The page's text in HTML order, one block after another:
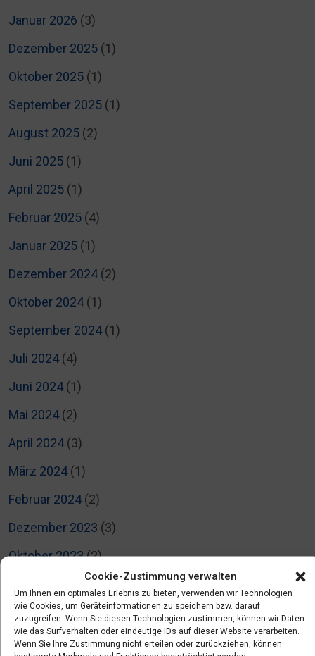
Cookie-Zustimmung verwalten
Um Ihnen ein optimales Erlebnis zu bieten, verwenden wir Technologien
wie Cookies, um Geräteinformationen zu speichern bzw. darauf
zuzugreifen. Wenn Sie diesen Technologien zustimmen, können wir Daten
wie das Surfverhalten oder eindeutige IDs auf dieser Website verarbeiten.
Wenn Sie Ihre Zustimmung nicht erteilen oder zurückziehen, können
Januar 2026 (3)
Dezember 2025 (1)
Oktober 2025 (1)
September 2025 (1)
August 2025 (2)
Juni 2025 (1)
April 2025 (1)
Februar 2025 (4)
Januar 2025 (1)
Dezember 2024(2)
Oktober 2024(1)
September 2024(1)
Juli 2024(4)
Juni 2024(1)
Mai 2024(2)
April 2024(3)
März 2024(1)
Februar 2024(2)
Dezember 2023 (3)
Oktober 2023(2)
September 2023(2)
Juli 2023(2)
Juni 2023(4)